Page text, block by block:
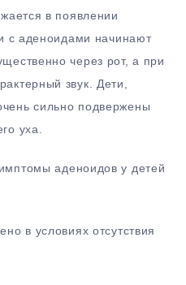
в появлении
с аденоидами начинают
через рот, а при
звук. Дети,
сильно подвержены
уха.
аденоидов у детей
в условиях отсутствия